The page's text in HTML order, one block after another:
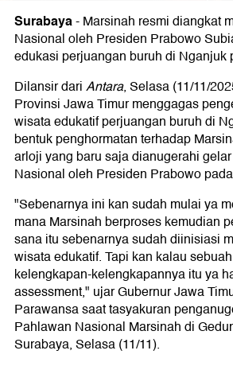
Surabaya-Marsinah resmi diangkat
Nasional oleh Presiden Prabowo
edukasi perjuangan buruh di Nganjuk
Dilansir dariAntara, Selasa (11/11/
Provinsi Jawa Timur menggagas
wisata edukatif perjuangan buruh di
bentuk penghormatan terhadap
arloji yang baru saja dianugerahi
Nasional oleh Presiden Prabowo
"Sebenarnya ini kan sudah mulai ya
mana Marsinah berproses kemudian
sana itu sebenarnya sudah diinisiasi
wisata edukatif. Tapi kan kalau
kelengkapan-kelengkapannya itu ya
assessment," ujar Gubernur Jawa
Parawansa saat tasyakuran
Pahlawan Nasional Marsinah di
Surabaya, Selasa (11/11).